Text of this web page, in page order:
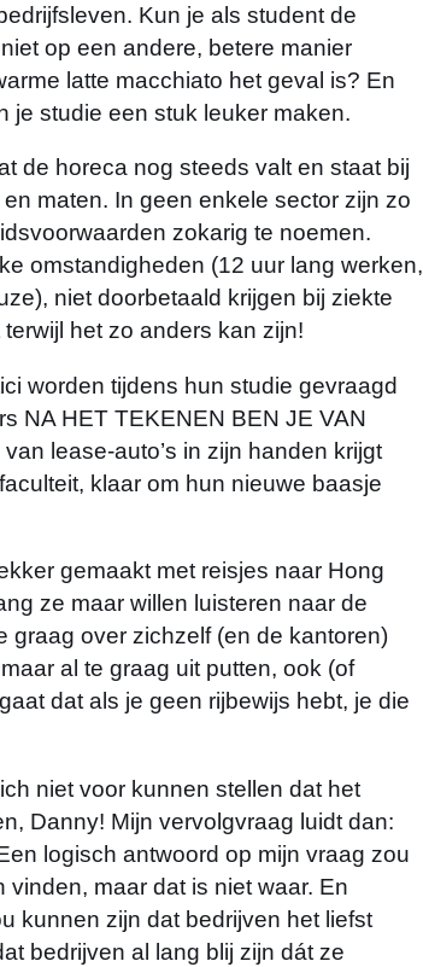
Kun je als student de
op een andere, betere manier
latte macchiato het geval is? En
je studie een stuk leuker maken.
de horeca nog steeds valt en staat bij
maten. In geen enkele sector zijn zo
zokarig te noemen.
omstandigheden (12 uur lang werken,
niet doorbetaald krijgen bij ziekte
het zo anders kan zijn!
worden tijdens hun studie gevraagd
NA HET TEKENEN BEN JE VAN
lease-auto’s in zijn handen krijgt
klaar om hun nieuwe baasje
gemaakt met reisjes naar Hong
ze maar willen luisteren naar de
graag over zichzelf (en de kantoren)
al te graag uit putten, ook (of
dat als je geen rijbewijs hebt, je die
niet voor kunnen stellen dat het
Danny! Mijn vervolgvraag luidt dan:
logisch antwoord op mijn vraag zou
maar dat is niet waar. En
kunnen zijn dat bedrijven het liefst
bedrijven al lang blij zijn dát ze